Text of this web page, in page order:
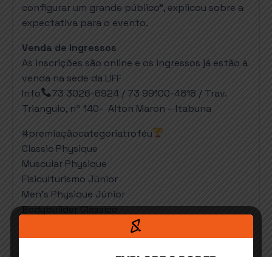
configurar um grande público”, explicou sobre a
expectativa para o evento.
Venda de Ingressos
As inscrições são online e os ingressos já estão à
venda na sede da LIFF
Info
73 3026-6924 / 73 99100-4818 / Trav.
Triangulo, nº 140- Alton Maron – Itabuna
#premiaçãocategoriatroféu
Classic Physique
Muscular Physique
Fisiculturismo Júnior
Men’s Physique Júnior
Bodybuilder Clássico
#premiação R$400 categoriaoverall